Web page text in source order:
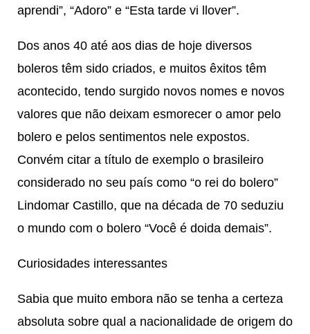
aprendi”, “Adoro” e “Esta tarde vi llover”.
Dos anos 40 até aos dias de hoje diversos
boleros têm sido criados, e muitos êxitos têm
acontecido, tendo surgido novos nomes e novos
valores que não deixam esmorecer o amor pelo
bolero e pelos sentimentos nele expostos.
Convém citar a título de exemplo o brasileiro
considerado no seu país como “o rei do bolero”
Lindomar Castillo, que na década de 70 seduziu
o mundo com o bolero “Você é doida demais”.
Curiosidades interessantes
Sabia que muito embora não se tenha a certeza
absoluta sobre qual a nacionalidade de origem do